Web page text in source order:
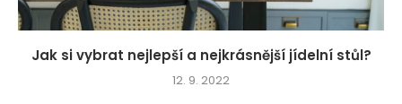
Jak si vybrat nejlepší a nejkrásnější jídelní stůl?
12. 9. 2022